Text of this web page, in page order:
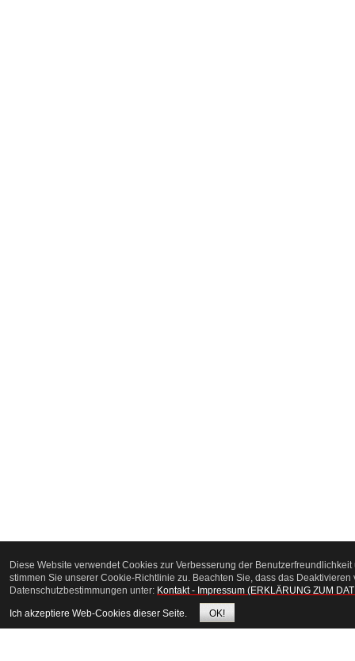
Diese Website verwendet Cookies zur Verbesserung der
stimmen Sie unserer Cookie-Richtlinie zu. Beachten Sie, dass das
Datenschutzbestimmungen unter: Kontakt - Impressum (ERKLÄRUNG ZUM
Ich akzeptiere Web-Cookies dieser Seite. OK!